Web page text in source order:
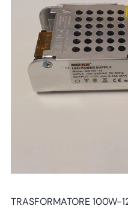
TRASFORMATORE 100W-